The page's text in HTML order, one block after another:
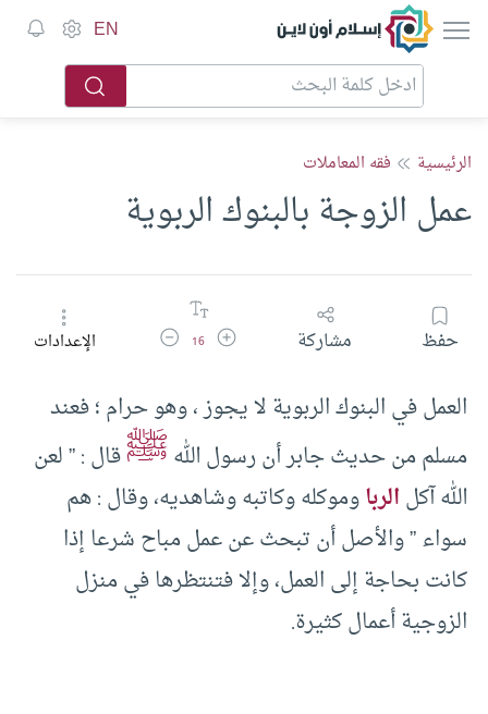
إسلام أون لاين EN
الرئيسية فقه المعاملات
عمل الزوجة بالبنوك الربوية
حفظ مشاركة زيادة حجم الخط
16 تقليل حجم الخطالإعدادات
العمل في البنوك الربوية لا يجوز ، وهو حرام ؛ فعند
مسلم من حديث جابر أن رسول اللهﷺقال : ” لعن
الله آكلالرباوموكله وكاتبه وشاهديه، وقال : هم
سواء ” والأصل أن تبحث عن عمل مباح شرعا إذا
كانت بحاجة إلى العمل، وإلا فتنتظرها في منزل
الزوجية أعمال كثيرة.